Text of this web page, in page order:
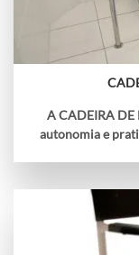
A CADEIRA DE
autonomia e